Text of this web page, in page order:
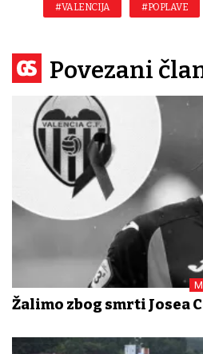
#VALENCIJA #POPLAVE
Povezani
Žalimo zbog smrti Josea